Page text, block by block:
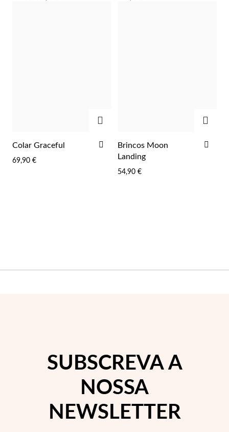
Colar Graceful
69,90 €
ADICIONAR
AOS
Brincos Moon
Landing
54,90 €
SUBSCREVA A
NOSSA
NEWSLETTER